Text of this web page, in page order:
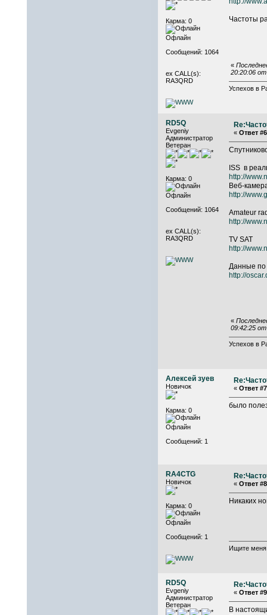
Карма: 0
Офлайн
Сообщений: 1064
ex CALL(s):
RA3QRD
Частоты
«
20:20:06
Успехов в
RD5Q
Evgeniy
Администратор
Ветеран
Карма: 0
Офлайн
Сообщений: 1064
ex CALL(s):
RA3QRD
« Ответ
ISS в
http://
Bеб-
http://
Amateur
http://
TV SAT
http://
Данные по
http://
«
09:42:25
Успехов в
Алексей зуев
Новичок
Карма: 0
Офлайн
Сообщений: 1
« Ответ
было
RA4CTG
Новичок
Карма: 0
Офлайн
Сообщений: 1
« Ответ
Никаких
Ищите
RD5Q
Evgeniy
Администратор
Ветеран
« Ответ
В